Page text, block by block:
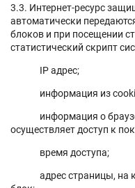
3.3. Интернет-ресурс
автоматически
блоков и при посещении
статистический скрипт
IP адрес;
информация из
информация о
осуществляет доступ к
время доступа;
адрес страницы, на